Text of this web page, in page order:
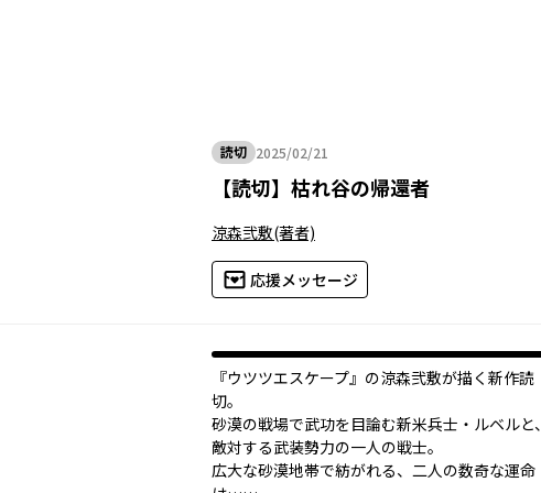
読切 2025/02/21
2025年02月21日
【読切】 枯れ谷の帰還者
涼森弐敷(著者)
応援メッセージ
『ウツツエスケープ』の涼森弐敷が描く新作読
切。
砂漠の戦場で武功を目論む新米兵士・ルベルと、
敵対する武装勢力の一人の戦士。
広大な砂漠地帯で紡がれる、二人の数奇な運命